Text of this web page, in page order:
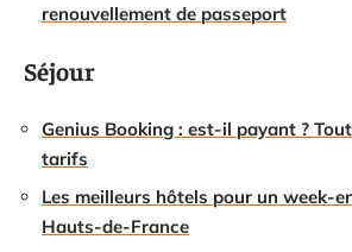
renouvellement de passeport
Séjour
Genius Booking : est-il payant ?
tarifs
Les meilleurs hôtels pour un week-
Hauts-de-France